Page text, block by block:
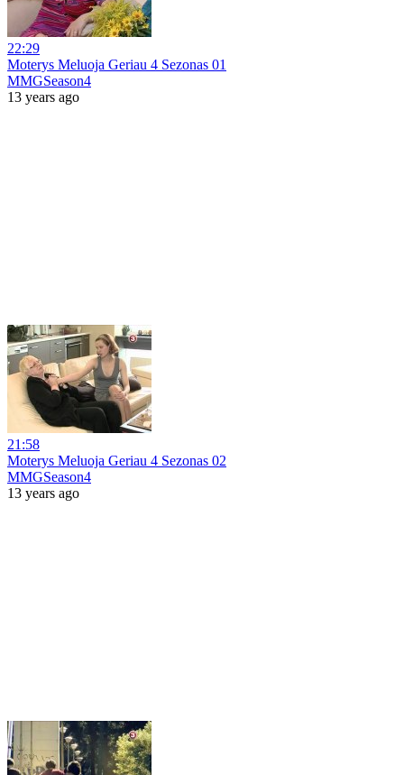
22:29
Moterys Meluoja Geriau 4 Sezonas 01
MMGSeason4
13 years ago
21:58
Moterys Meluoja Geriau 4 Sezonas 02
MMGSeason4
13 years ago